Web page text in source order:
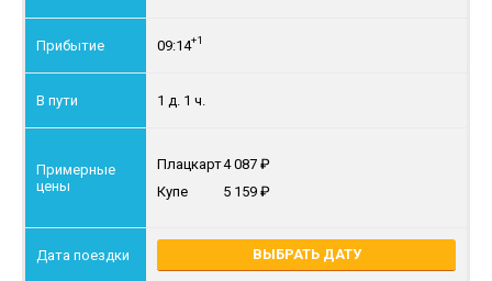
09:14+1
1 д. 1 ч.
Плацкарт4 087
Купе
5 159
ВЫБРАТЬ ДАТУ